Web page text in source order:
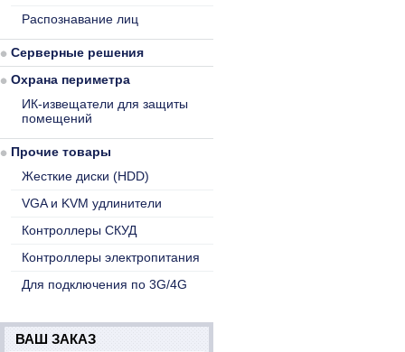
Распознавание лиц
Серверные решения
Охрана периметра
ИК-извещатели для защиты
помещений
Прочие товары
Жесткие диски (HDD)
VGA и KVM удлинители
Контроллеры СКУД
Контроллеры электропитания
Для подключения по 3G/4G
ВАШ ЗАКАЗ